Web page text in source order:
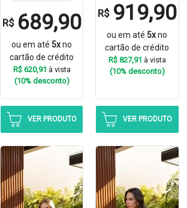
R$ 689,90
ou em até5xno
cartão de crédito
R$ 620,91 à vista
(10% desconto)
VER PRODUTO
R$ 919,90
ou em até5xno
cartão de crédito
R$ 827,91 à vista
(10% desconto)
VER PRODUTO